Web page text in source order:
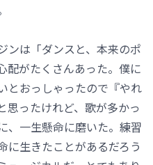
ンは「ダンスと、本来のポ
配がたくさんあった。僕に
とおっしゃったので『やれ
思ったけれど、歌が多かっ
、一生懸命に磨いた。練習
に生きたことがあるだろう